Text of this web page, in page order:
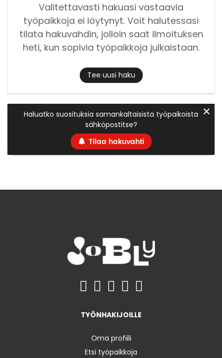
Valitettavasti hakuasi vastaavia
työpaikkoja ei löytynyt. Voit halutessasi
tilata hakuvahdin, jolloin saat ilmoituksen
heti, kun sopivia työpaikkoja julkaistaan.
Tee uusi haku
Haluatko suosituksia samankaltaisista työpaikoista
sähköpostitse?
Tilaa hakuvahti
✕
TYÖNHAKIJOILLE
Oma profiili
Etsi työpaikkoja